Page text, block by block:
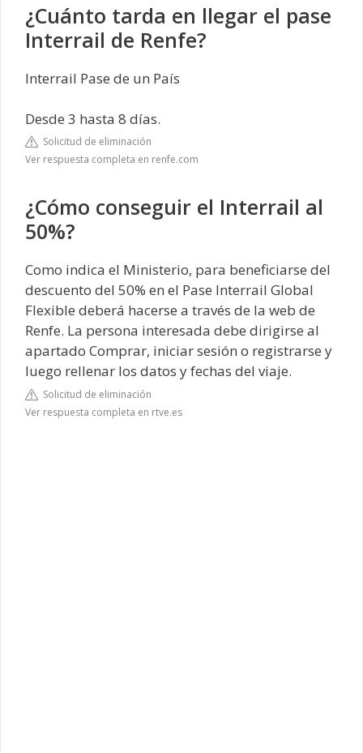
¿Cuánto tarda en llegar el pase
Interrail de Renfe?
Interrail Pase de un País
Desde 3 hasta 8 días.
Solicitud de eliminación
Ver respuesta completa en renfe.com
¿Cómo conseguir el Interrail al
50%?
Como indica el Ministerio, para beneficiarse del
descuento del 50% en el Pase Interrail Global
Flexible deberá hacerse a través de la web de
Renfe. La persona interesada debe dirigirse al
apartado Comprar, iniciar sesión o registrarse y
luego rellenar los datos y fechas del viaje.
Solicitud de eliminación
Ver respuesta completa en rtve.es